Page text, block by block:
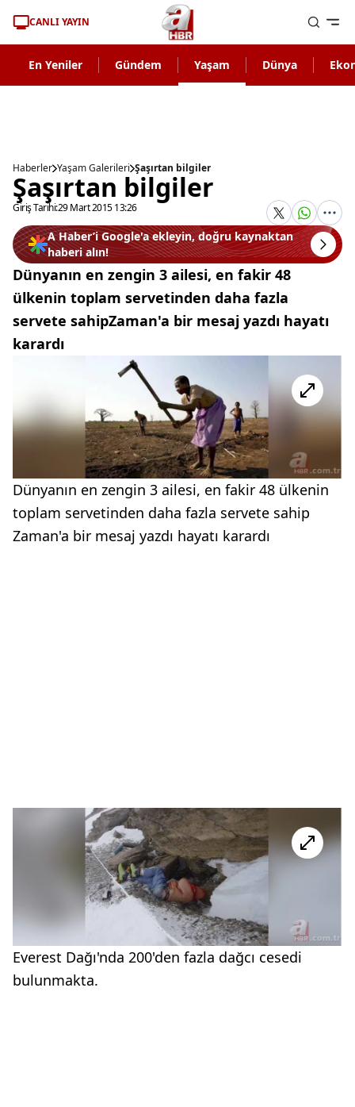
CANLI YAYIN
En Yeniler Gündem Yaşam Dünya
Haberler Yaşam Galerileri Şaşırtan bilgiler
Şaşırtan bilgiler
Giriş Tarihi:29 Mart 2015 13:26
A Haber’i Google'a ekleyin, doğru kaynaktan
haberi alın!
Dünyanın en zengin 3 ailesi, en fakir 48
ülkenin toplam servetinden daha fazla
servete sahipZaman'a bir mesaj yazdı hayatı
karardı
Dünyanın en zengin 3 ailesi, en fakir 48 ülkenin
toplam servetinden daha fazla servete sahip
Zaman'a bir mesaj yazdı hayatı karardı
Everest Dağı'nda 200'den fazla dağcı cesedi
bulunmakta.